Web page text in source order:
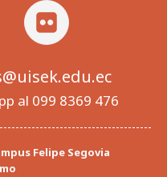
al 099 8369 476
Felipe Segovia